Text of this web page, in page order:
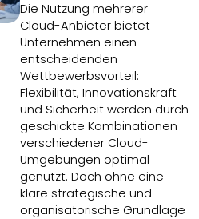
Die Nutzung mehrerer
Cloud-Anbieter bietet
Unternehmen einen
entscheidenden
Wettbewerbsvorteil:
Flexibilität, Innovationskraft
und Sicherheit werden durch
geschickte Kombinationen
verschiedener Cloud-
Umgebungen optimal
genutzt. Doch ohne eine
klare strategische und
organisatorische Grundlage